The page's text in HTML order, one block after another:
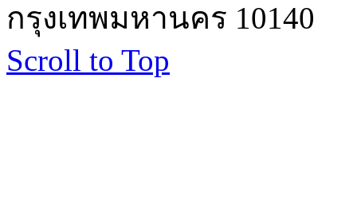
กรุงเทพมหานคร 10140
Scroll to Top